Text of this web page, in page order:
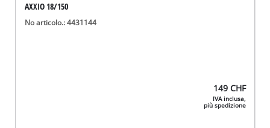
AXXIO 18/150
No articolo.: 4431144
149 CHF
IVA inclusa,
più spedizione